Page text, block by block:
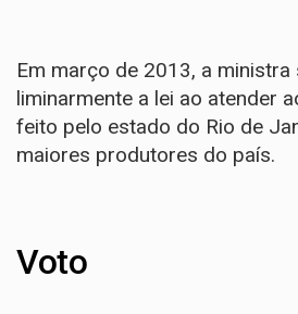
Em março de 2013, a ministra
liminarmente a lei ao atender
feito pelo estado do Rio de
maiores produtores do país.
Voto